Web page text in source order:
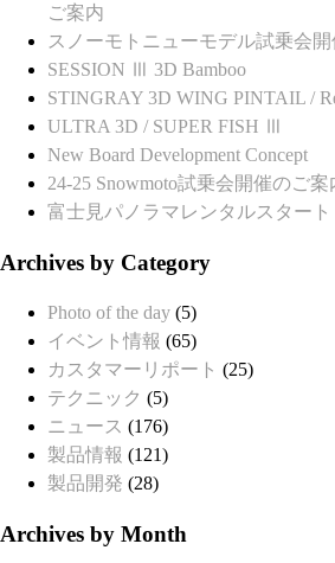
ご案内
スノーモトニューモデル試乗会開
SESSION Ⅲ 3D Bamboo
STINGRAY 3D WING PINTAIL /
ULTRA 3D / SUPER FISH Ⅲ
New Board Development Concept
24-25 Snowmoto試乗会開催のご案
富士見パノラマレンタルスタート
Archives by Category
Photo of the day (5)
イベント情報 (65)
カスタマーリポート (25)
テクニック (5)
ニュース (176)
製品情報 (121)
製品開発 (28)
Archives by Month